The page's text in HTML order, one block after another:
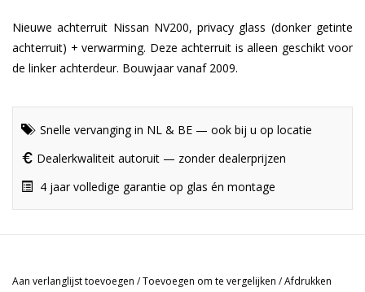
Nieuwe achterruit Nissan NV200, privacy glass (donker getinte
achterruit) + verwarming. Deze achterruit is alleen geschikt voor
de linker achterdeur. Bouwjaar vanaf 2009.
Snelle vervanging in NL & BE — ook bij u op locatie
Dealerkwaliteit autoruit — zonder dealerprijzen
4 jaar volledige garantie op glas én montage
Aan verlanglijst toevoegen /Toevoegen om te vergelijken /Afdrukken